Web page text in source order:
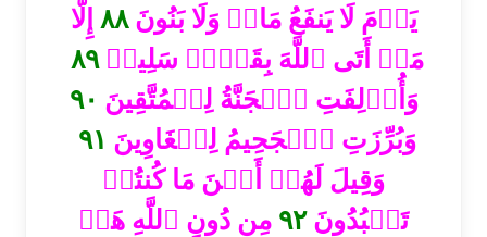
يَوۡمَ لَا يَنفَعُ مَالٞ وَلَا بَنُونَ٨٨ إِلَّا
مَنۡ أَتَى ٱللَّهَ بِقَلۡبٖ سَلِيمٖ٨٩
وَأُزۡلِفَتِ ٱلۡجَنَّةُ لِلۡمُتَّقِينَ ٩٠
وَبُرِّزَتِ ٱلۡجَحِيمُ لِلۡغَاوِينَ ٩١
وَقِيلَ لَهُمۡ أَيۡنَ مَا كُنتُمۡ
تَعۡبُدُونَ٩٢ مِن دُونِ ٱللَّهِ هَلۡ